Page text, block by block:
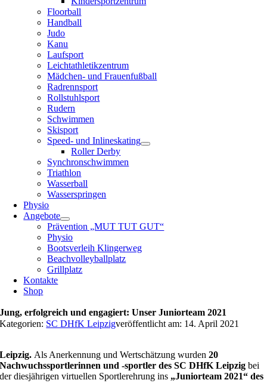
Floorball
Handball
Judo
Kanu
Laufsport
Leichtathletikzentrum
Mädchen- und Frauenfußball
Radrennsport
Rollstuhlsport
Rudern
Schwimmen
Skisport
Speed- und Inlineskating
Roller Derby
Synchronschwimmen
Triathlon
Wasserball
Wasserspringen
Physio
Angebote
Prävention „MUT TUT GUT“
Physio
Bootsverleih Klingerweg
Beachvolleyballplatz
Grillplatz
Kontakte
Shop
Jung, erfolgreich und engagiert: Unser Juniorteam 2021
Kategorien: SC DHfK Leipzigveröffentlicht am: 14. April 2021
Leipzig. Als Anerkennung und Wertschätzung wurden20
Nachwuchssportlerinnen und -sportler des SC DHfK Leipzig bei
der diesjährigen virtuellen Sportlerehrung ins „Juniorteam 2021“ des